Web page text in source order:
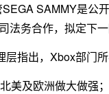
SAMMY是公
法务合作，拟定下一
指出，Xbox部门
美及欧洲做大做强